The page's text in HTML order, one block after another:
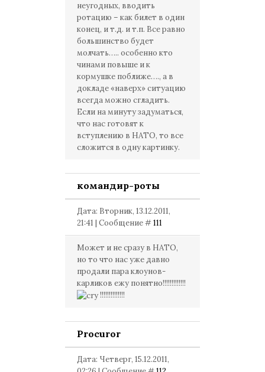
неугодных, вводить
ротацию – как билет в один
конец, и т.д. и т.п. Все равно
большинство будет
молчать….. особенно кто
чинами повыше и к
кормушке поближе…., а в
докладе «наверх» ситуацию
всегда можно сгладить.
Если на минуту задуматься,
что нас готовят к
вступлению в НАТО, то все
сложится в одну картинку.
командир-роты
Дата: Вторник, 13.12.2011,
21:41 | Сообщение #111
Может и не сразу в НАТО,
но то что нас уже давно
продали пара клоунов-
карликов ежу понятно!!!!!!!!!!!!!
!!!!!!!!!!!!!!
Procuror
Дата: Четверг, 15.12.2011,